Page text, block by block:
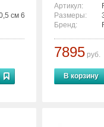
см 6936763300610
Артикул:
Размеры:
Бренд:
7895 руб.
В корзину